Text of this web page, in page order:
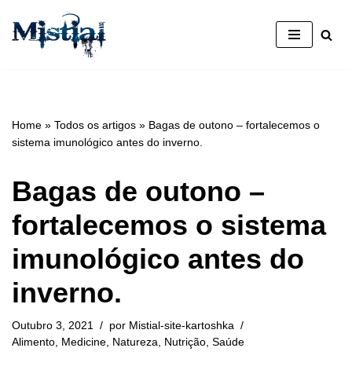
Avançar
Home » Todos os artigos » Bagas de outono – fortalecemos o
sistema imunológico antes do inverno.
Bagas de outono –
fortalecemos o sistema
imunológico antes do
inverno.
Outubro 3, 2021 por Mistial-site-kartoshka
Alimento, Medicine, Natureza, Nutrição, Saúde